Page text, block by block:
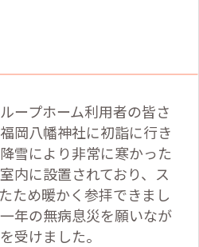
ープホーム利用者の皆さ
岡八幡神社に初詣に行き
雪により非常に寒かった
内に設置されており、ス
ため暖かく参拝できまし
年の無病息災を願いなが
受けました。